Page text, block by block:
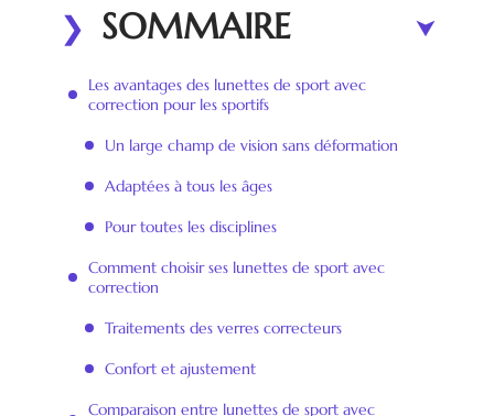
SOMMAIRE
Les avantages des lunettes de sport avec
correction pour les sportifs
Un large champ de vision sans déformation
Adaptées à tous les âges
Pour toutes les disciplines
Comment choisir ses lunettes de sport avec
correction
Traitements des verres correcteurs
Confort et ajustement
Comparaison entre lunettes de sport avec